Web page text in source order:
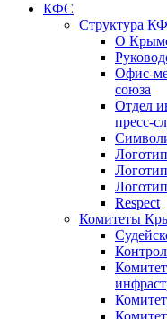
КФС
Структура
О
Офис-
союза
Отдел
пресс-
Respect
Комитеты